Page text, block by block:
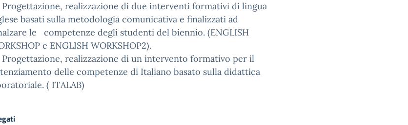
realizzazione di due interventi formativi di lingua
basati sulla metodologia comunicativa e finalizzati ad
le competenze degli studenti del biennio. (ENGLISH
e ENGLISH WORKSHOP2).
realizzazione di un intervento formativo per il
delle competenze di Italiano basato sulla didattica
( ITALAB)